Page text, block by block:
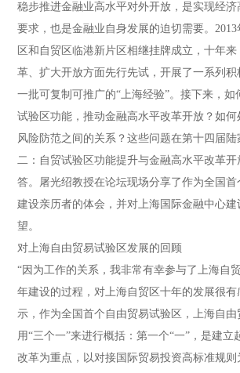
稳步推进金融业高水平对外开放，是实现经
要求，也是金融业自身发展的迫切需要。
区和自贸区临港新片区相继挂牌成立，十年
革、扩大开放方面先行先试，开展了一系列积
一批可复制可推广的“上海经验”。接下来，如
试验区功能，推动金融高水平改革开放？如
风险防范之间的关系？这些问题在第十四届陆
二：自贸试验区功能提升与金融高水平改革开
答。屠光绍教授在论坛现场分享了作为全国首
建设亲历者的体会，并对上海国际金融中心建
望。
对上海自由贸易试验区发展的回顾
“因为工作的关系，我非常有幸参与了上海自
年建设的过程，对上海自贸区十年的发展很有
示，作为全国首个自由贸易试验区，上海自
用“三个一”来进行概括：第一个“一”，是建立
改革为重点，以对接国际贸易投资高标准规